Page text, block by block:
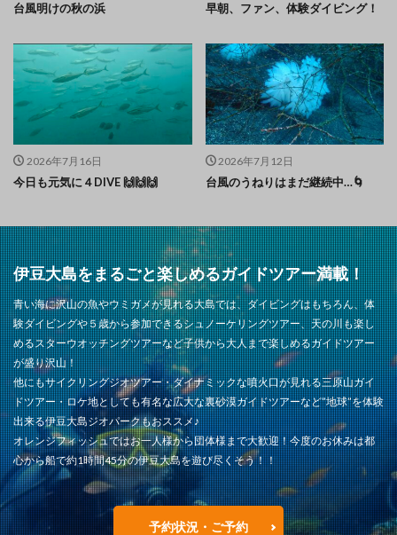
台風明けの秋の浜 早朝、ファン、体験ダイビング！
2026年7月16日
今日も元気に４DIVE 🙌🙌🙌
2026年7月12日
台風のうねりはまだ継続中…🌀
伊豆大島をまるごと楽しめるガイドツアー満載！
青い海に沢山の魚やウミガメが見れる大島では、ダイビングはもちろん、体
験ダイビングや５歳から参加できるシュノーケリングツアー、天の川も楽し
めるスターウオッチングツアーなど子供から大人まで楽しめるガイドツアー
が盛り沢山！
他にもサイクリングジオツアー・ダイナミックな噴火口が見れる三原山ガイ
ドツアー・ロケ地としても有名な広大な裏砂漠ガイドツアーなど”地球”を体験
出来る伊豆大島ジオパークもおススメ♪
オレンジフィッシュではお一人様から団体様まで大歓迎！今度のお休みは都
心から船で約1時間45分の伊豆大島を遊び尽くそう！！
予約状況・ご予約